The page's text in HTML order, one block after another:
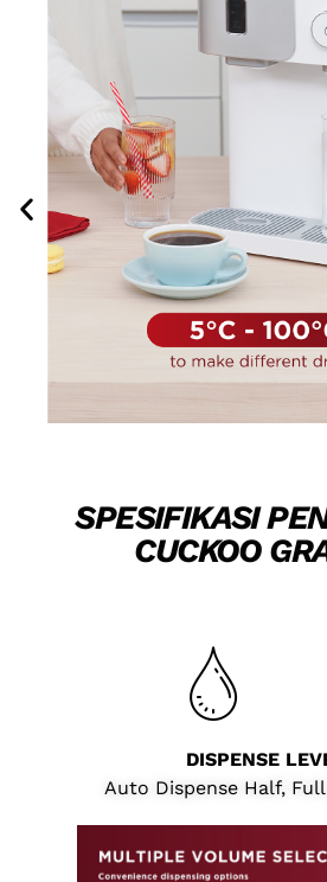
SPESIFIKASI
CUCKOO
DISPENSE
Auto Dispense Half,